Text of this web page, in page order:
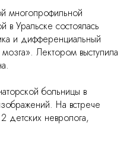
многопрофильной
Уральске состоялась
и дифференциальный
Лектором выступила
больницы в
На встрече
детских невролога,